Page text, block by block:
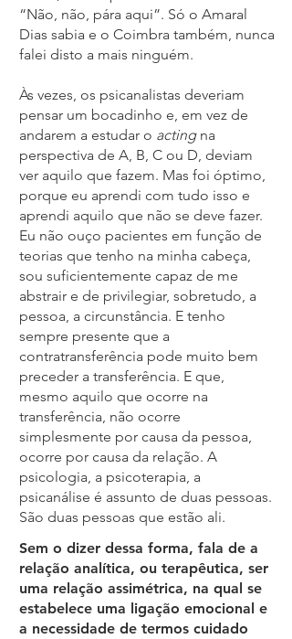
“Não, não, pára aqui”. Só o Amaral
Dias sabia e o Coimbra também, nunca
falei disto a mais ninguém.
Às vezes, os psicanalistas deveriam
pensar um bocadinho e, em vez de
andarem a estudar o acting na
perspectiva de A, B, C ou D, deviam
ver aquilo que fazem. Mas foi óptimo,
porque eu aprendi com tudo isso e
aprendi aquilo que não se deve fazer.
Eu não ouço pacientes em função de
teorias que tenho na minha cabeça,
sou suficientemente capaz de me
abstrair e de privilegiar, sobretudo, a
pessoa, a circunstância. E tenho
sempre presente que a
contratransferência pode muito bem
preceder a transferência. E que,
mesmo aquilo que ocorre na
transferência, não ocorre
simplesmente por causa da pessoa,
ocorre por causa da relação. A
psicologia, a psicoterapia, a
psicanálise é assunto de duas pessoas.
São duas pessoas que estão ali.
Sem o dizer dessa forma, fala de a
relação analítica, ou terapêutica, ser
uma relação assimétrica, na qual se
estabelece uma ligação emocional e
a necessidade de termos cuidado